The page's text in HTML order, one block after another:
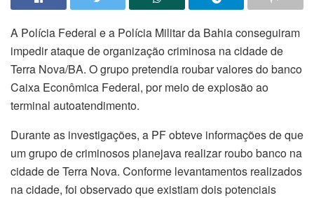
A Polícia Federal e a Polícia Militar da Bahia conseguiram
impedir ataque de organização criminosa na cidade de
Terra Nova/BA. O grupo pretendia roubar valores do banco
Caixa Econômica Federal, por meio de explosão ao
terminal autoatendimento.
Durante as investigações, a PF obteve informações de que
um grupo de criminosos planejava realizar roubo banco na
cidade de Terra Nova. Conforme levantamentos realizados
na cidade, foi observado que existiam dois potenciais